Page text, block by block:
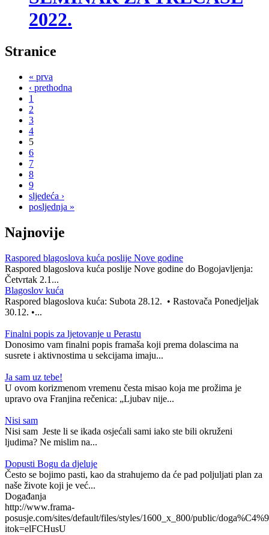
2022.
Stranice
« prva
‹ prethodna
1
2
3
4
5
6
7
8
9
sljedeća ›
posljednja »
Najnovije
Raspored blagoslova kuća poslije Nove godine
Raspored blagoslova kuća poslije Nove godine do Bogojavljenja:
Četvrtak 2.1...
Blagoslov kuća
Raspored blagoslova kuća: Subota 28.12. • Rastovača Ponedjeljak
30.12. •...
Finalni popis za ljetovanje u Perastu
Donosimo vam finalni popis framaša koji prema dolascima na
susrete i aktivnostima u sekcijama imaju...
Ja sam uz tebe!
U ovom korizmenom vremenu česta misao koja me prožima je
upravo ova Franjina rečenica: „Ljubav nije...
Nisi sam
Nisi sam Jeste li se ikada osjećali sami iako ste bili okruženi
ljudima? Ne mislim na...
Dopusti Bogu da djeluje
Često se bojimo pasti, kao da strahujemo da će pad poljuljati plan za
naše živote koji je već...
Događanja
http://www.frama-
posusje.com/sites/default/files/styles/1600_x_800/public/
itok=elFCHusU